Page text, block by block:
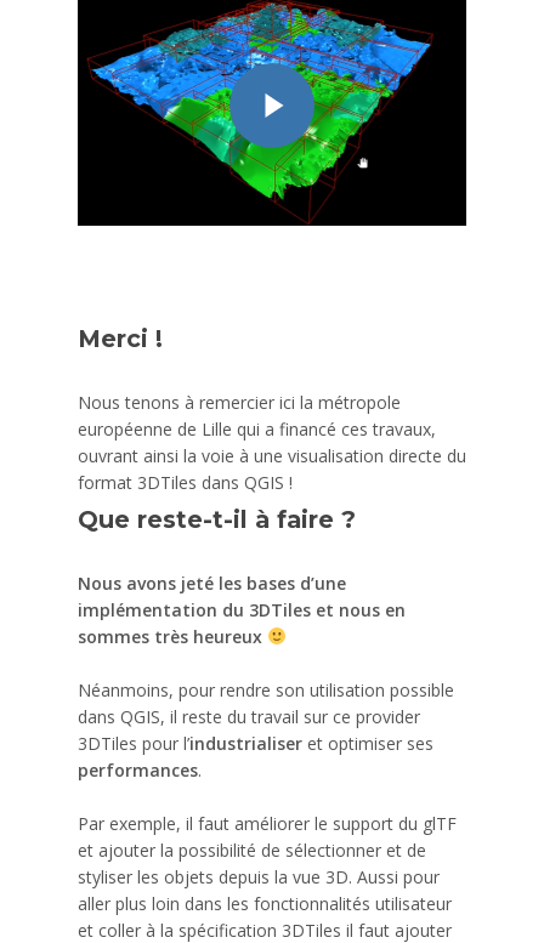
Merci !
Nous tenons à remercier ici la métropole
européenne de Lille qui a financé ces travaux,
ouvrant ainsi la voie à une visualisation directe du
format 3DTiles dans QGIS !
Que reste-t-il à faire ?
Nous avons jeté les bases d’une
implémentation du 3DTiles et nous en
sommes très heureux
Néanmoins, pour rendre son utilisation possible
dans QGIS, il reste du travail sur ce provider
3DTiles pour l’industrialiser et optimiser ses
performances.
Par exemple, il faut améliorer le support du glTF
et ajouter la possibilité de sélectionner et de
styliser les objets depuis la vue 3D. Aussi pour
aller plus loin dans les fonctionnalités utilisateur
et coller à la spécification 3DTiles il faut ajouter